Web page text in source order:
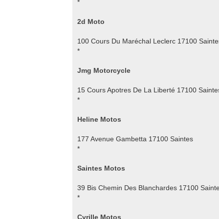
*
2d Moto
100 Cours Du Maréchal Leclerc 17100
*
Jmg Motorcycle
15 Cours Apotres De La Liberté 17100
*
Heline Motos
177 Avenue Gambetta 17100 Saintes
*
Saintes Motos
39 Bis Chemin Des Blanchardes 17100
*
Cyrille Motos